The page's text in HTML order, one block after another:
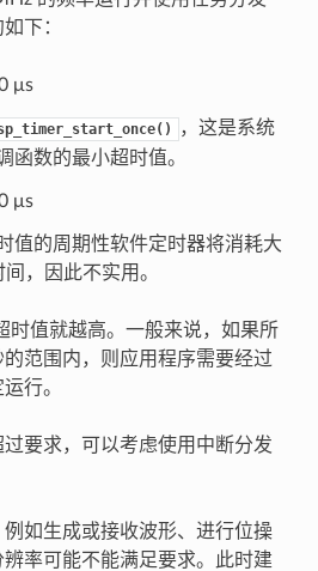
下：
μs
，这是系统
函数的最小超时值。
μs
值的周期性软件定时器将消耗大
，因此不实用。
时值就越高。一般来说，如果所
范围内，则应用程序需要经过
行。
要求，可以考虑使用中断分发
如生成或接收波形、进行位操
率可能不能满足要求。此时建